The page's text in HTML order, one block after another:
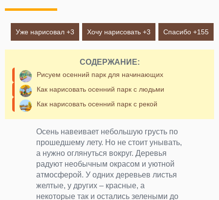
Уже нарисовал +3 Хочу нарисовать +3 Спасибо +155
СОДЕРЖАНИЕ:
Рисуем осенний парк для начинающих
Как нарисовать осенний парк с людьми
Как нарисовать осенний парк с рекой
Осень навеивает небольшую грусть по
прошедшему лету. Но не стоит унывать,
а нужно оглянуться вокруг. Деревья
радуют необычным окрасом и уютной
атмосферой. У одних деревьев листья
желтые, у других – красные, а
некоторые так и остались зелеными до